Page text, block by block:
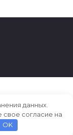
данных.
свое согласие на
OK